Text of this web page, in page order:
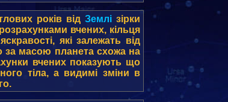
років від Землізірки
вчених, кільця
які залежать від
за масою планета схожа на
вчених показують що
тіла, а видимі зміни в